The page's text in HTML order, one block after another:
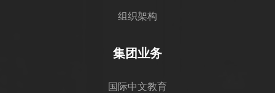
组织架构
集团业务
国际中文教育